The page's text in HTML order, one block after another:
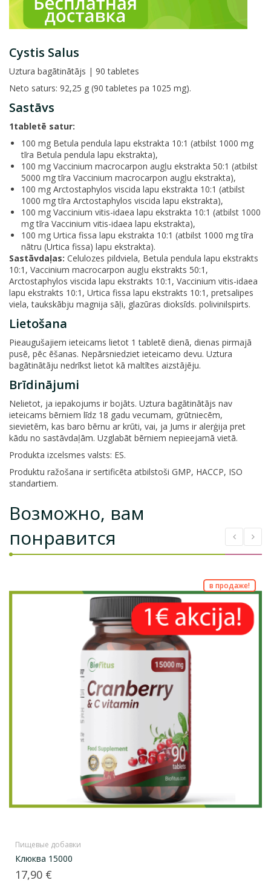
Cystis Salus
Uztura bagātinātājs | 90 tabletes
Neto saturs: 92,25 g (90 tabletes pa 1025 mg).
Sastāvs
1tabletē satur:
100 mg Betula pendula lapu ekstrakta 10:1 (atbilst 1000 mg
tīra Betula pendula lapu ekstrakta),
100 mg Vaccinium macrocarpon augļu ekstrakta 50:1 (atbilst
5000 mg tīra Vaccinium macrocarpon augļu ekstrakta),
100 mg Arctostaphylos viscida lapu ekstrakta 10:1 (atbilst
1000 mg tīra Arctostaphylos viscida lapu ekstrakta),
100 mg Vaccinium vitis-idaea lapu ekstrakta 10:1 (atbilst 1000
mg tīra Vaccinium vitis-idaea lapu ekstrakta),
100 mg Urtica fissa lapu ekstrakta 10:1 (atbilst 1000 mg tīra
nātru (Urtica fissa) lapu ekstrakta).
Sastāvdaļas: Celulozes pildviela, Betula pendula lapu ekstrakts
10:1, Vaccinium macrocarpon augļu ekstrakts 50:1,
Arctostaphylos viscida lapu ekstrakts 10:1, Vaccinium vitis-idaea
lapu ekstrakts 10:1, Urtica fissa lapu ekstrakts 10:1, pretsalipes
viela, taukskābju magnija sāļi, glazūras dioksīds. polivinilspirts.
Lietošana
Pieaugušajiem ieteicams lietot 1 tabletē dienā, dienas pirmajā
pusē, pēc ēšanas. Nepārsniedziet ieteicamo devu. Uztura
bagātinātāju nedrīkst lietot kā maltītes aizstājēju.
Brīdinājumi
Nelietot, ja iepakojums ir bojāts. Uztura bagātinātājs nav
ieteicams bērniem līdz 18 gadu vecumam, grūtniecēm,
sievietēm, kas baro bērnu ar krūti, vai, ja Jums ir alerģija pret
kādu no sastāvdaļām. Uzglabāt bērniem nepieejamā vietā.
Produkta izcelsmes valsts: ES.
Produktu ražošana ir sertificēta atbilstoši GMP, HACCP, ISO
standartiem.
Возможно, вам
понравится
в продаже!
Пищевые добавки
Клюква 15000
Цена
17,90 €